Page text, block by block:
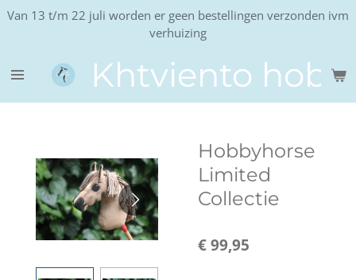
Ga
de
hoofdinhoud
Khtviento
Van 13 t/m 22 juli worden er geen bestellingen verzonden ivm
verhuizing
Hobbyhorse
Limited
Collectie
€ 99,95